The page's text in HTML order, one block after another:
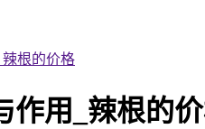
根的价格
作用_辣根的